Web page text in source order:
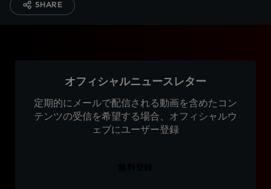
SHARE
オフィシャルニュースレター
定期的にメールで配信される動画を含めたコン
テンツの受信を希望する場合、オフィシャルウ
ェブにユーザー登録